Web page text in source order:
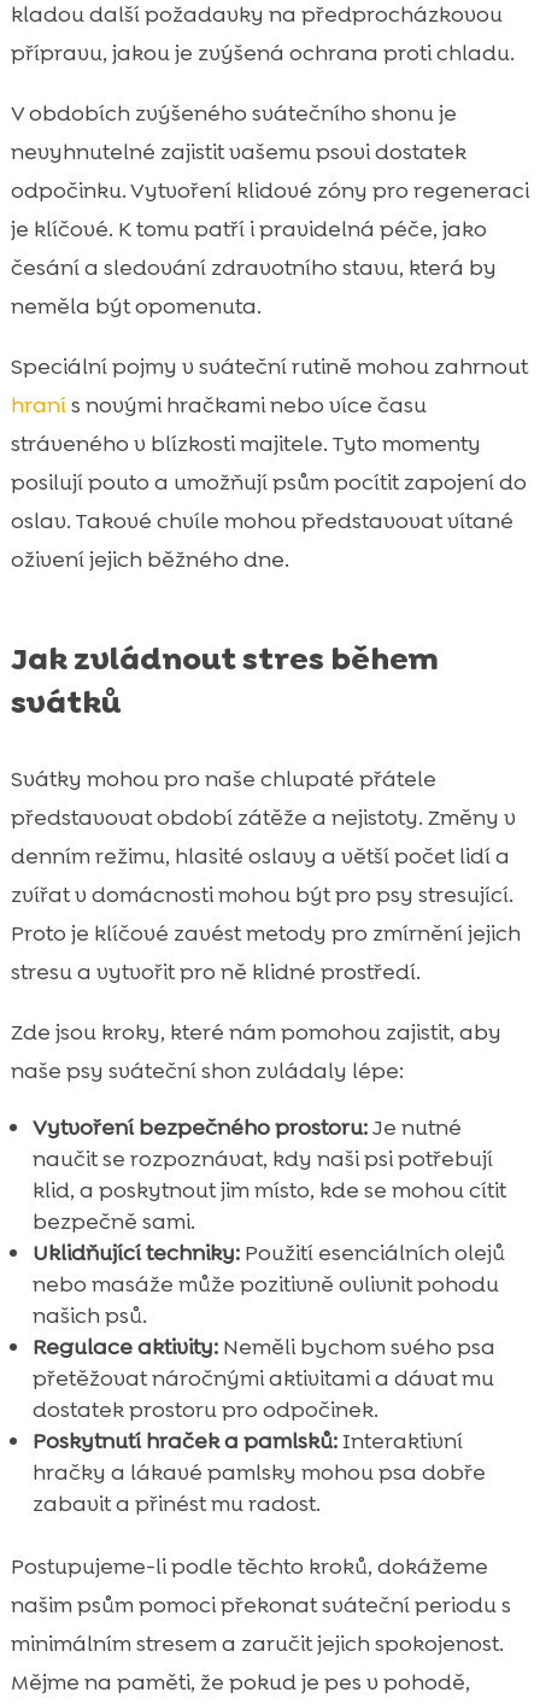
kladou další požadavky na předprocházkovou
přípravu, jakou je zvýšená ochrana proti chladu.
V obdobích zvýšeného svátečního shonu je
nevyhnutelné zajistit vašemu psovi dostatek
odpočinku. Vytvoření klidové zóny pro regeneraci
je klíčové. K tomu patří i pravidelná péče, jako
česání a sledování zdravotního stavu, která by
neměla být opomenuta.
Speciální pojmy v sváteční rutině mohou zahrnout
hranís novými hračkami nebo více času
stráveného v blízkosti majitele. Tyto momenty
posilují pouto a umožňují psům pocítit zapojení do
oslav. Takové chvíle mohou představovat vítané
oživení jejich běžného dne.
Jak zvládnout stres během
svátků
Svátky mohou pro naše chlupaté přátele
představovat období zátěže a nejistoty. Změny v
denním režimu, hlasité oslavy a větší počet lidí a
zvířat v domácnosti mohou být pro psy stresující.
Proto je klíčové zavést metody pro zmírnění jejich
stresu a vytvořit pro ně klidné prostředí.
Zde jsou kroky, které nám pomohou zajistit, aby
naše psy sváteční shon zvládaly lépe:
Vytvoření bezpečného prostoru:Je nutné
naučit se rozpoznávat, kdy naši psi potřebují
klid, a poskytnout jim místo, kde se mohou cítit
bezpečně sami.
Uklidňující techniky:Použití esenciálních olejů
nebo masáže může pozitivně ovlivnit pohodu
našich psů.
Regulace aktivity:Neměli bychom svého psa
přetěžovat náročnými aktivitami a dávat mu
dostatek prostoru pro odpočinek.
Poskytnutí hraček a pamlsků:Interaktivní
hračky a lákavé pamlsky mohou psa dobře
zabavit a přinést mu radost.
Postupujeme-li podle těchto kroků, dokážeme
našim psům pomoci překonat sváteční periodu s
minimálním stresem a zaručit jejich spokojenost.
Mějme na paměti, že pokud je pes v pohodě,